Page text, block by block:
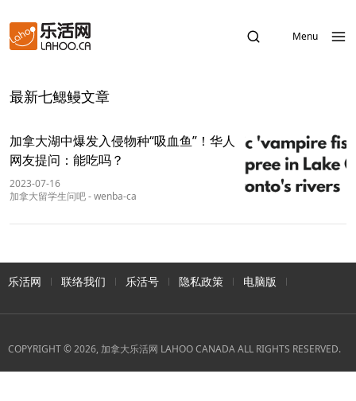
Menu
最新七鳃鳗文章
加拿大湖中爆发入侵物种“吸血鱼”！华人
网友提问：能吃吗？
2023-07-16
加拿大留学生问吧-wenba-ca
乐活网 联络我们 乐活号 隐私政策 电脑版
COPYRIGHT © 2026, 加拿大乐活网 LAHOO CANADA ALL RIGHTS RESERVED.